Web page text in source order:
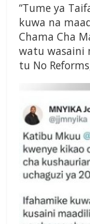
“Tume ya
kuwa na
Chama Cha
watu wasaini
tu No